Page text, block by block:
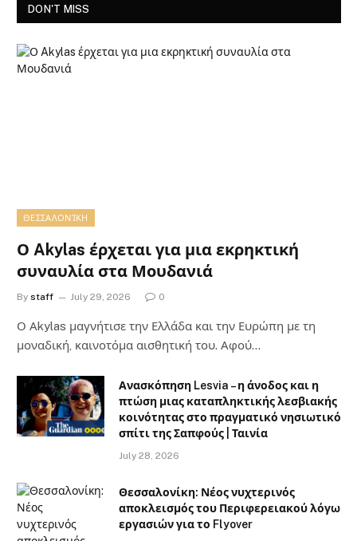
DON'T MISS
ΘΕΣΣΑΛΟΝΊΚΗ
Ο Akylas έρχεται για μια εκρηκτική
συναυλία στα Μουδανιά
By staff July 29, 2026 0
Ο Αkylas μαγνήτισε την Ελλάδα και την Ευρώπη με τη
μοναδική, καινοτόμα αισθητική του. Αφού…
Ανασκόπηση Lesvia – η άνοδος και η
πτώση μιας καταπληκτικής λεσβιακής
κοινότητας στο πραγματικό νησιωτικό
σπίτι της Σαπφούς | Ταινία
July 28, 2026
Θεσσαλονίκη: Νέος νυχτερινός
αποκλεισμός του Περιφερειακού λόγω
εργασιών για το Flyover